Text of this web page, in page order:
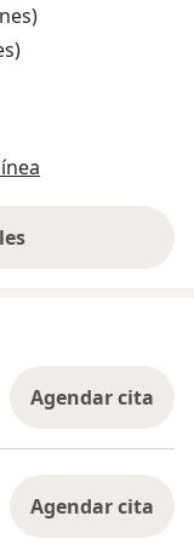
Agendar cita
Agendar cita